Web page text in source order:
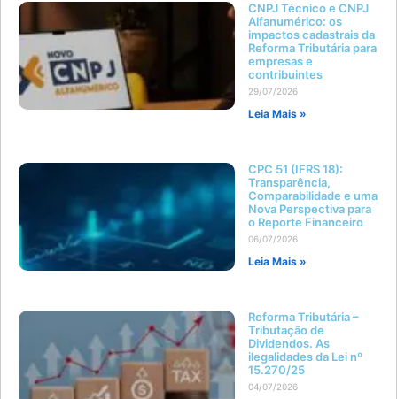
CNPJ Técnico e CNPJ
Alfanumérico: os
impactos cadastrais da
Reforma Tributária para
empresas e
contribuintes
29/07/2026
Leia Mais »
CPC 51 (IFRS 18):
Transparência,
Comparabilidade e uma
Nova Perspectiva para
o Reporte Financeiro
06/07/2026
Leia Mais »
Reforma Tributária –
Tributação de
Dividendos. As
ilegalidades da Lei nº
15.270/25
04/07/2026